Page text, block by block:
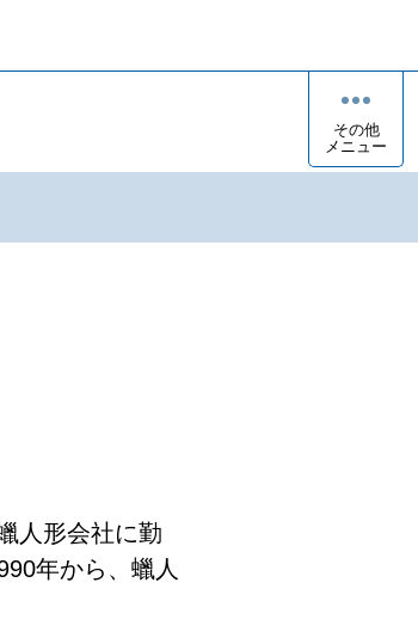
その他
メニュー
人形会社に勤
年から、蠟人